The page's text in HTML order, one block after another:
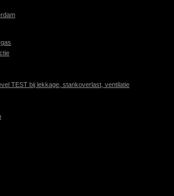
TEST bij lekkage, stankoverlast, ventilatie